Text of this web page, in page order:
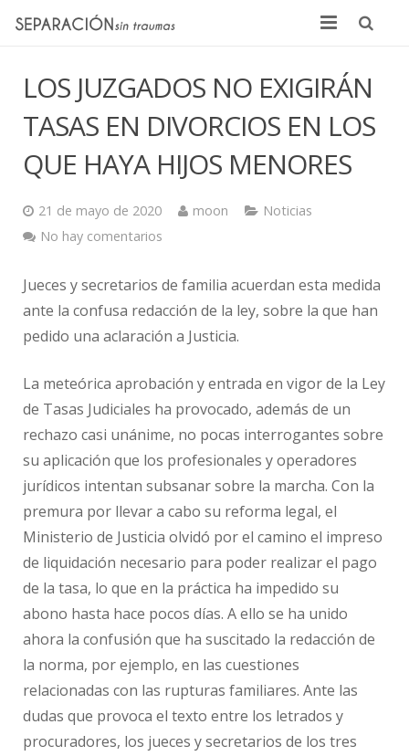
Noticias
Contacto
LOS JUZGADOS NO EXIGIRÁN
TASAS EN DIVORCIOS EN LOS
QUE HAYA HIJOS MENORES
21 de mayo de 2020 moon
Noticias
No hay comentarios
Jueces y secretarios de familia acuerdan esta medida
ante la confusa redacción de la ley, sobre la que han
pedido una aclaración a Justicia.
La meteórica aprobación y entrada en vigor de la Ley
de Tasas Judiciales ha provocado, además de un
rechazo casi unánime, no pocas interrogantes sobre
su aplicación que los profesionales y operadores
jurídicos intentan subsanar sobre la marcha. Con la
premura por llevar a cabo su reforma legal, el
Ministerio de Justicia olvidó por el camino el impreso
de liquidación necesario para poder realizar el pago
de la tasa, lo que en la práctica ha impedido su
abono hasta hace pocos días. A ello se ha unido
ahora la confusión que ha suscitado la redacción de
la norma, por ejemplo, en las cuestiones
relacionadas con las rupturas familiares. Ante las
dudas que provoca el texto entre los letrados y
procuradores, los jueces y secretarios de los tres